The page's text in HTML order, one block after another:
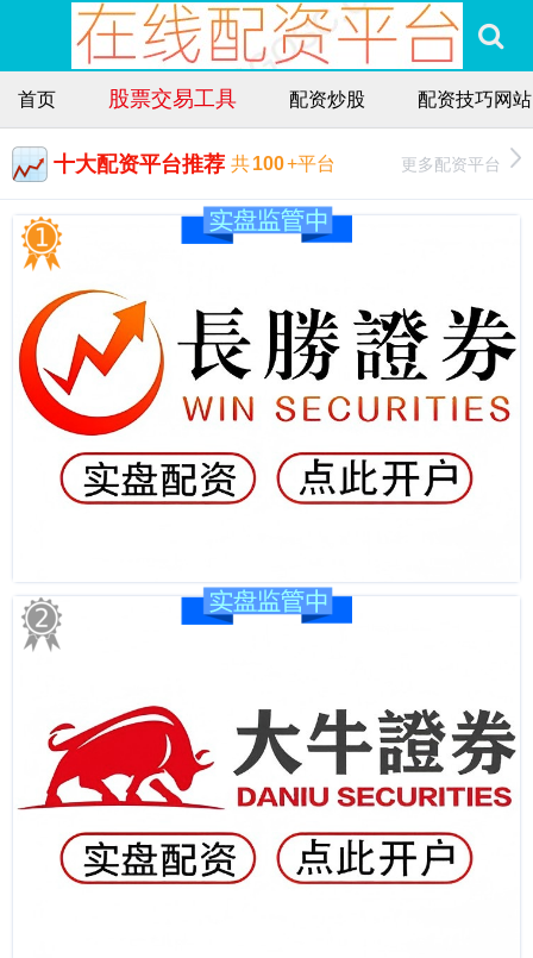
首页 股票交易工具 配资炒股 配资技巧网站
十大配资平台推荐 共100+平台 更多配资平台